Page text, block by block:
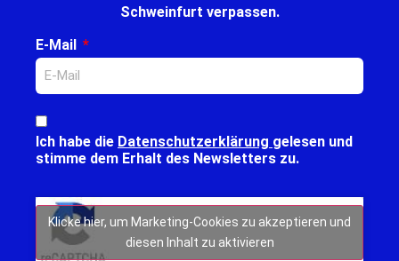
Schweinfurt verpassen.
E-Mail
Ich habe die Datenschutzerklärung gelesen und
stimme dem Erhalt des Newsletters zu.
Klicke hier, um Marketing-Cookies zu akzeptieren und
diesen Inhalt zu aktivieren